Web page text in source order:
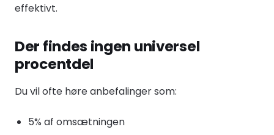
effektivt.
Der findes ingen universel
procentdel
Du vil ofte høre anbefalinger som:
5% af omsætningen